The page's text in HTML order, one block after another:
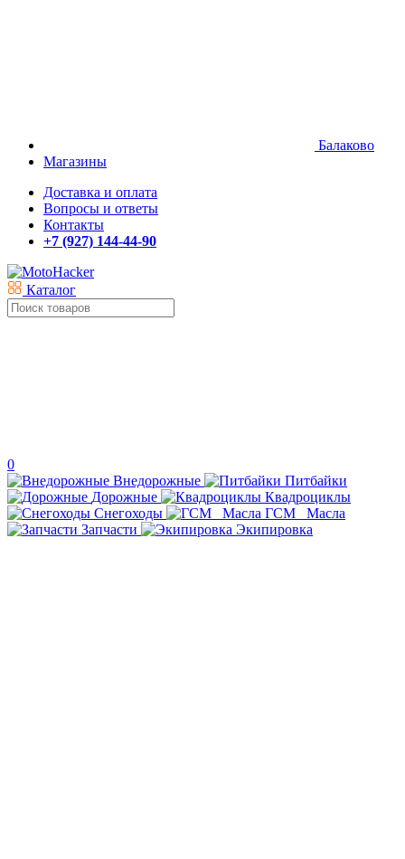
Балаково
Магазины
Доставка и оплата
Вопросы и ответы
Контакты
+7 (927) 144-44-90
Каталог
0
Внедорожные
Питбайки
Дорожные
Квадроциклы
Снегоходы
ГСМ _Масла
Запчасти
Экипировка